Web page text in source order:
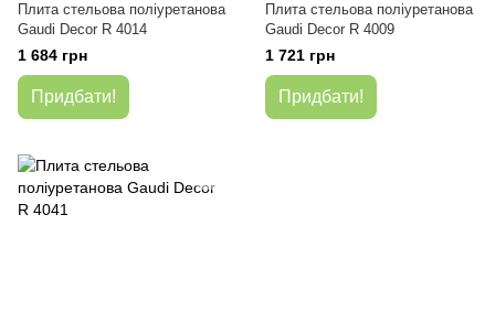
Плита стельова поліуретанова
Gaudi Decor R 4014
1 684 грн
Придбати!
Плита стельова поліуретанова
Gaudi Decor R 4009
1 721 грн
Придбати!